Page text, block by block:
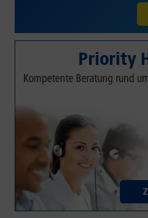
Priority
Kompetente Beratung rund